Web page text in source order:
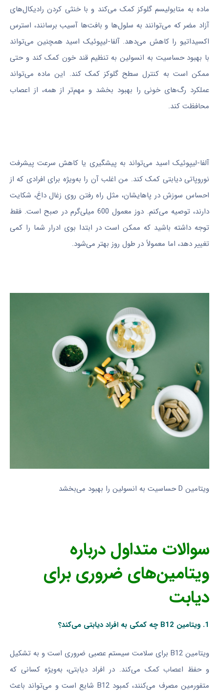
ماده به متابولیسم گلوکز کمک می‌کند و با خنثی کردن رادیکال‌های
آزاد مضر که می‌توانند به سلول‌ها و بافت‌ها آسیب برسانند، استرس
اکسیداتیو را کاهش می‌دهد. آلفا-لیپوئیک اسید همچنین می‌تواند
با بهبود حساسیت به انسولین به تنظیم قند خون کمک کند و حتی
ممکن است به کنترل سطح گلوکز کمک کند. این ماده می‌تواند
عملکرد رگ‌های خونی را بهبود بخشد و مهم‌تر از همه، از اعصاب
محافظت کند.
آلفا-لیپوئیک اسید می‌تواند به پیشگیری یا کاهش سرعت پیشرفت
نوروپاتی دیابتی کمک کند. من اغلب آن را به‌ویژه برای افرادی که از
احساس سوزش در پاهایشان، مثل راه رفتن روی زغال داغ، شکایت
دارند، توصیه می‌کنم. دوز معمول 600 میلی‌گرم در صبح است. فقط
توجه داشته باشید که ممکن است در ابتدا بوی ادرار شما را کمی
تغییر دهد، اما معمولاً در طول روز بهتر می‌شود.
ویتامین D حساسیت به انسولین را بهبود می‌بخشد
سوالات متداول درباره
ویتامین‌های ضروری برای
دیابت
1. ویتامین B12 چه کمکی به افراد دیابتی می‌کند؟
ویتامین B12 برای سلامت سیستم عصبی ضروری است و به تشکیل
و حفظ اعصاب کمک می‌کند. در افراد دیابتی، به‌ویژه کسانی که
متفورمین مصرف می‌کنند، کمبود B12 شایع است و می‌تواند باعث